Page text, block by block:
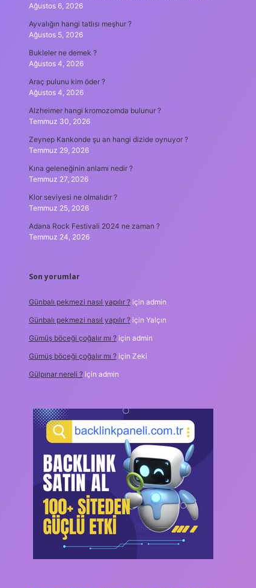
Ağustos 6, 2026
Ayvalığın hangi tatlısı meşhur ?
Ağustos 5, 2026
Bukleler ne demek ?
Ağustos 4, 2026
Araç pulunu kim öder ?
Ağustos 4, 2026
Alzheimer hangi kromozomda bulunur ?
Temmuz 30, 2026
Zeynep Kankonde şu an hangi dizide oynuyor ?
Temmuz 29, 2026
Kına geleneğinin anlamı nedir ?
Temmuz 27, 2026
Klor seviyesi ne olmalıdır ?
Temmuz 25, 2026
Adana Rock Festivali 2024 ne zaman ?
Temmuz 24, 2026
Son yorumlar
Günbalı pekmezi nasıl yapılır ?için admin
Günbalı pekmezi nasıl yapılır ?için Yalçın
Gümüş böceği çoğalır mı ?için admin
Gümüş böceği çoğalır mı ?için Zeki
Gülpınar nereli ?için admin